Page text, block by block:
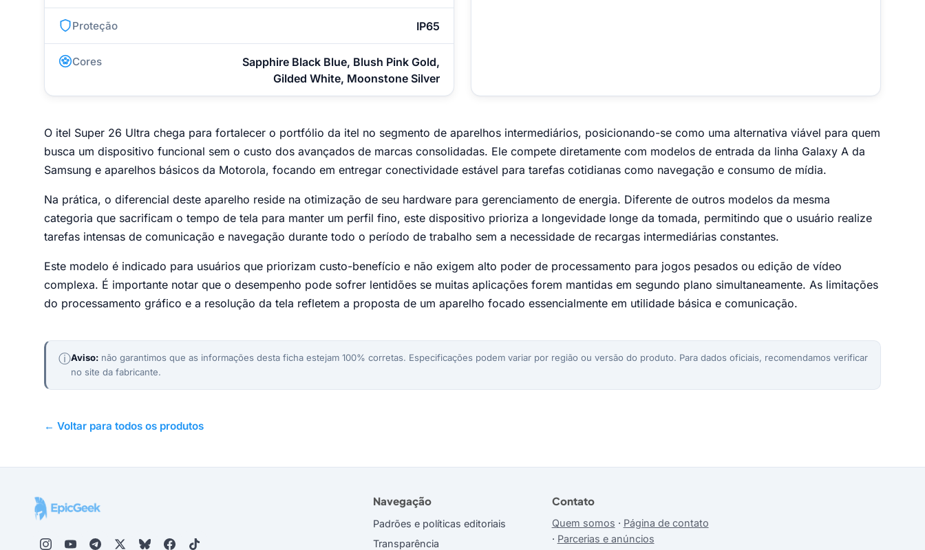
Proteção IP65
Cores
Sapphire Black Blue, Blush Pink Gold,
Gilded White, Moonstone Silver
O itel Super 26 Ultra chega para fortalecer o portfólio da itel no segmento de aparelhos intermediários, posicionando-se como uma alternativa viável para quem
busca um dispositivo funcional sem o custo dos avançados de marcas consolidadas. Ele compete diretamente com modelos de entrada da linha Galaxy A da
Samsung e aparelhos básicos da Motorola, focando em entregar conectividade estável para tarefas cotidianas como navegação e consumo de mídia.
Na prática, o diferencial deste aparelho reside na otimização de seu hardware para gerenciamento de energia. Diferente de outros modelos da mesma
categoria que sacrificam o tempo de tela para manter um perfil fino, este dispositivo prioriza a longevidade longe da tomada, permitindo que o usuário realize
tarefas intensas de comunicação e navegação durante todo o período de trabalho sem a necessidade de recargas intermediárias constantes.
Este modelo é indicado para usuários que priorizam custo-benefício e não exigem alto poder de processamento para jogos pesados ou edição de vídeo
complexa. É importante notar que o desempenho pode sofrer lentidões se muitas aplicações forem mantidas em segundo plano simultaneamente. As limitações
do processamento gráfico e a resolução da tela refletem a proposta de um aparelho focado essencialmente em utilidade básica e comunicação.
ⓘAviso:não garantimos que as informações desta ficha estejam 100% corretas. Especificações podem variar por região ou versão do produto. Para dados oficiais, recomendamos verificar
no site da fabricante.
← Voltar para todos os produtos
Navegação
Padrões e políticas editoriais
Transparência
Contato
Quem somos · Página de contato
· Parcerias e anúncios